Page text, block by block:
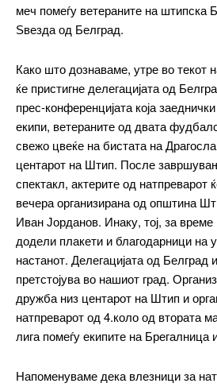
━ pricing
Free
бесплатно / forever
меч помеѓу ветераните на штипска
Ѕвезда од Белград.
Како што дознаваме, утре во текот
ќе пристигне делегацијата од
прес-конференцијата која
екипи, ветераните од двата
свежо цвеќе на бистата на
центарот на Штип. После
спектакл, актерите од натпреварот
вечера организирана од општина
Иван Јорданов. Инаку, тој, за време
додели плакети и благодарници на
настанот. Делегацијата од Белград
претстојува во нашиот град.
дружба низ центарот на Штип и
натпреварот од 4.коло од втората
лига помеѓу екипите на Брегалница
Напоменуваме дека влезници за